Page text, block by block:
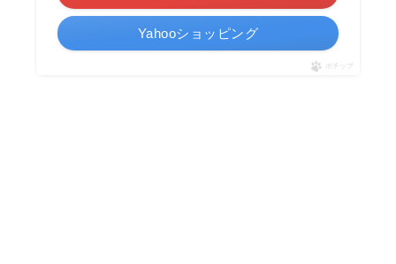
Yahooショッピング
ポチップ